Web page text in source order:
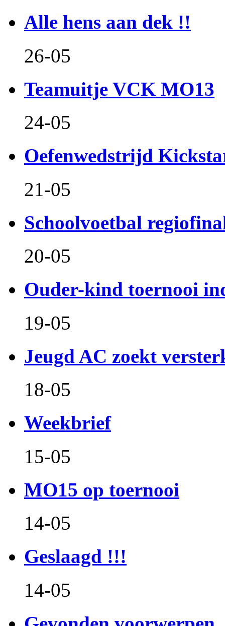
Alle hens aan dek !!
26-05
Teamuitje VCK MO13
24-05
Oefenwedstrijd
21-05
Schoolvoetbal
20-05
Ouder-kind toernooi
19-05
Jeugd AC zoekt
18-05
Weekbrief
15-05
MO15 op toernooi
14-05
Geslaagd !!!
14-05